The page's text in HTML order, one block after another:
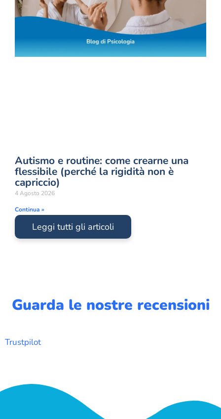
Autismo e routine: come crearne una
flessibile (perché la rigidità non è
capriccio)
4 Agosto 2026
Continua »
Leggi tutti gli articoli
Guarda le nostre recensioni
Trustpilot